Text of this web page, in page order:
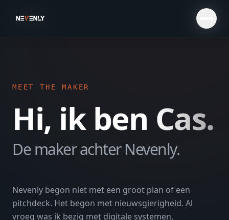
MEET THE MAKER
Hi, ik ben Cas.
De maker achter Nevenly.
Nevenly begon niet met een groot plan of een
pitchdeck. Het begon met nieuwsgierigheid. Al
vroeg was ik bezig met digitale systemen,